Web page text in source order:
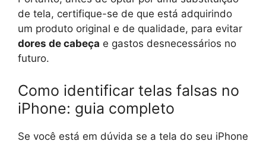
de tela, certifique-se de que está adquirindo
um produto original e de qualidade, para evitar
dores de cabeça e gastos desnecessários no
futuro.
Como identificar telas falsas no
iPhone: guia completo
Se você está em dúvida se a tela do seu iPhone